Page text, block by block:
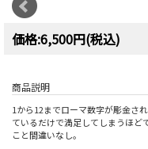
価格:6,500円(税込)
商品説明
1から12までローマ数字が彫金さ
ているだけで満足してしまうほど
こと間違いなし。